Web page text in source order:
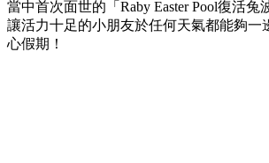
當中首次面世的「Raby Easter Pool復活兔
讓活力十足的小朋友於任何天氣都能夠一
心假期！